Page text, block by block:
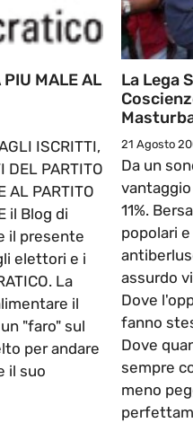
PIU MALE AL
ISCRITTI,
DEL PARTITO
AL PARTITO
il Blog di
il presente
elettori e i
La
il
"faro" sul
per andare
il suo
La Lega
21 Agosto
Da un
vantaggio
11%.
popolari
assurdo
Dove
fanno
Dove
sempre
meno